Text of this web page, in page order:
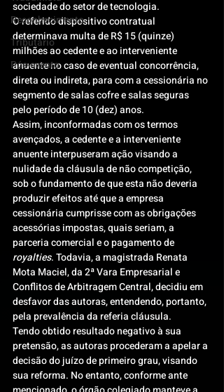
Reconhecimento
Tributário
Pós-evento
sociedade do setor de tecnologia.
O referido dispositivo contratual
determinava multa de R$ 15 (quinze)
milhões ao cedente e ao interveniente
anuente no caso de eventual concorrência,
direta ou indireta, para com a cessionária no
segmento de salas cofre e salas seguras
pelo período de 10 (dez) anos.
Assim, inconformadas com os termos
avençados, a cedente e a interveniente
anuente interpuseram ação visando a
nulidade da cláusula de não competição,
sob o fundamento de que esta não deveria
produzir efeitos até que a empresa
cessionária cumprisse com as obrigações
acessórias impostas, quais seriam, a
parceria comercial e o pagamento de
royalties. Todavia, a magistrada Renata
Mota Maciel, da 2ª Vara Empresarial e
Conflitos de Arbitragem Central, decidiu em
desfavor das autoras, entendendo, portanto,
pela prevalência da referia cláusula.
Tendo obtido resultado negativo à sua
pretensão, as autoras procederam a apelar a
decisão do juízo de primeiro grau, visando
sua reforma. No entanto, conforme ante